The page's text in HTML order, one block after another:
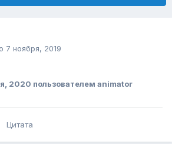
7 ноября, 2019
2020 пользователем animator
Цитата